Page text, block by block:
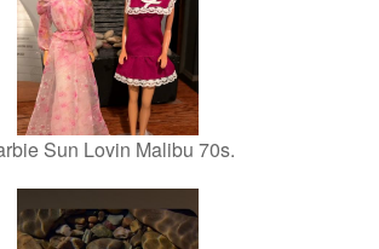
Sun Lovin Malibu 70s.